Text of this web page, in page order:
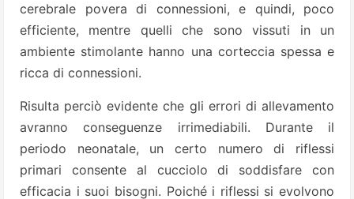
cerebrale povera di connessioni, e quindi, poco
efficiente, mentre quelli che sono vissuti in un
ambiente stimolante hanno una corteccia spessa e
ricca di connessioni.
Risulta perciò evidente che gli errori di allevamento
avranno conseguenze irrimediabili. Durante il
periodo neonatale, un certo numero di riflessi
primari consente al cucciolo di soddisfare con
efficacia i suoi bisogni. Poiché i riflessi si evolvono